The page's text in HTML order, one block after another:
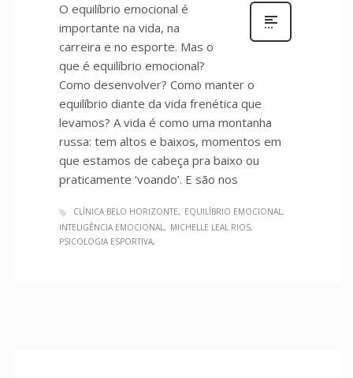
O equilíbrio emocional é
importante na vida, na
carreira e no esporte. Mas o
que é equilíbrio emocional?
Como desenvolver? Como manter o
equilíbrio diante da vida frenética que
levamos? A vida é como uma montanha
russa: tem altos e baixos, momentos em
que estamos de cabeça pra baixo ou
praticamente ‘voando’. E são nos
CLÍNICA BELO HORIZONTE
EQUILÍBRIO EMOCIONAL
INTELIGÊNCIA EMOCIONAL
MICHELLE LEAL RIOS
PSICOLOGIA ESPORTIVA